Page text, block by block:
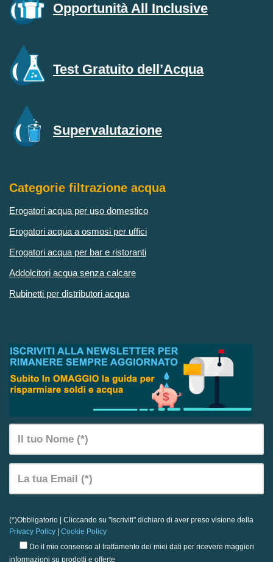
Opportunità All Inclusive
Test Gratuito dell’Acqua
Supervalutazione
Categorie filtrazione acqua
Erogatori acqua per uso domestico
Erogatori acqua a osmosi per uffici
Erogatori acqua per bar e ristoranti
Addolcitori acqua senza calcare
Rubinetti per distributori acqua
(*)Obbligatorio | Cliccando su "Iscriviti" dichiaro di aver preso visione della
Privacy Policy
Cookie Policy
Do il mio consenso al trattamento dei miei dati per ricevere maggiori
informazioni su prodotti e offerte